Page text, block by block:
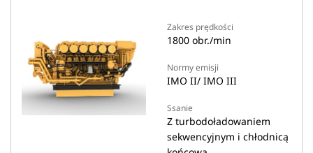
Zakres prędkości
1800 obr./min
Normy emisji
IMO II/ IMO III
Ssanie
Z turbodoładowaniem
sekwencyjnym i chłodnicą